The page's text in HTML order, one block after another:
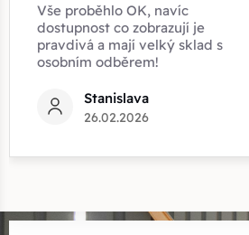
Vše proběhlo OK, navíc
dostupnost co zobrazují je
pravdivá a mají velký sklad s
osobním odběrem!
Stanislava
26.02.2026